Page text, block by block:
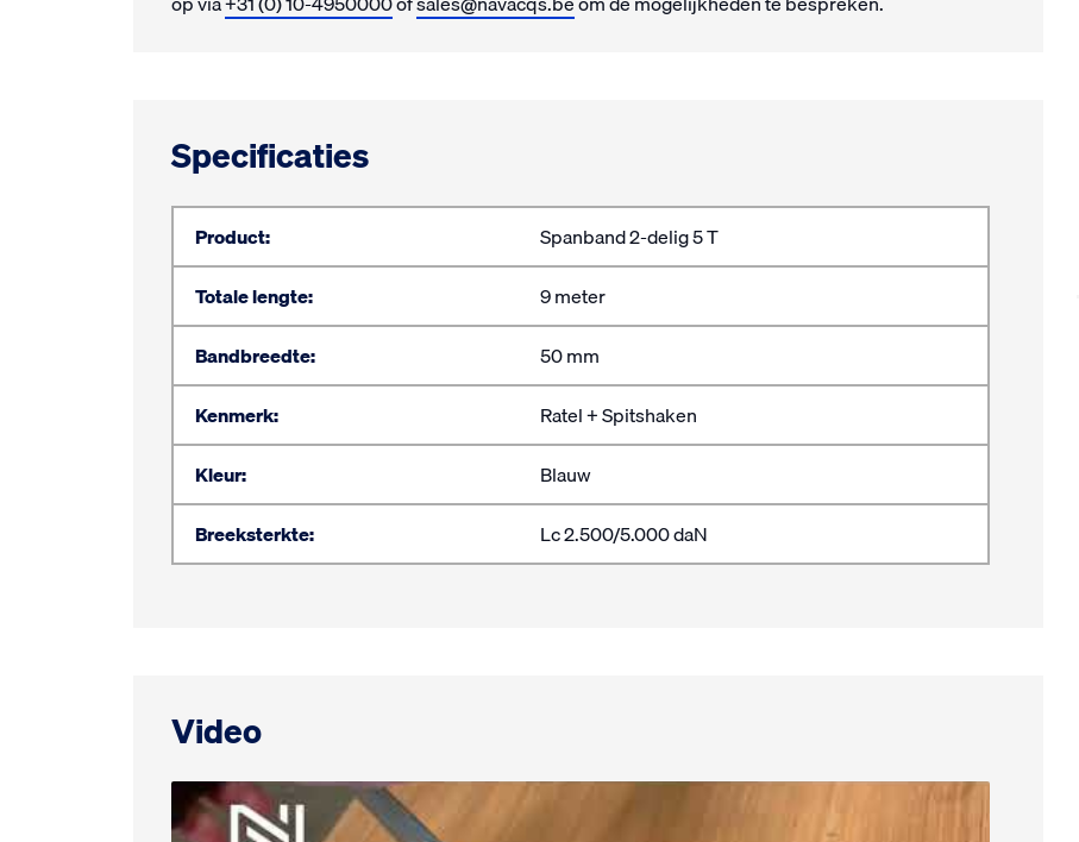
Specificaties
Product:
Spanband 2-delig 5 T
Totale lengte:
9 meter
Bandbreedte:
50 mm
Kenmerk:
Ratel + Spitshaken
Kleur:
Blauw
Breeksterkte:
Lc 2.500/5.000 daN
Video